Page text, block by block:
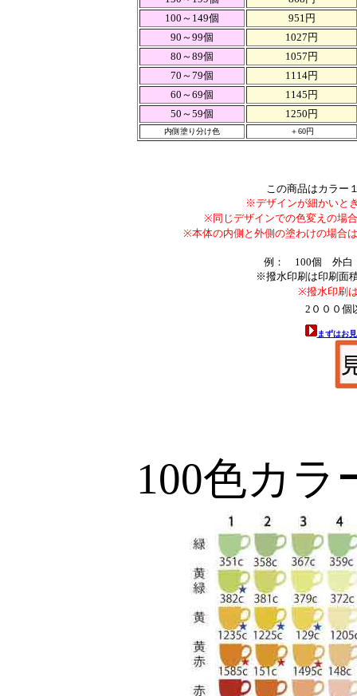
100～149個
951円
90～99個
1027円
80～89個
1057円
70～79個
1114円
60～69個
1145円
50～59個
1250円
内側塗り分け色 ＋60円
この商品はカラー
※デザインが細かいと
※同じデザインでの色変えの場
※本体の内側と外側の塗わけの場合
例： 100個 外白
※撥水印刷は印刷面
※撥水印刷
2０００個以
まずはお
100色カラ